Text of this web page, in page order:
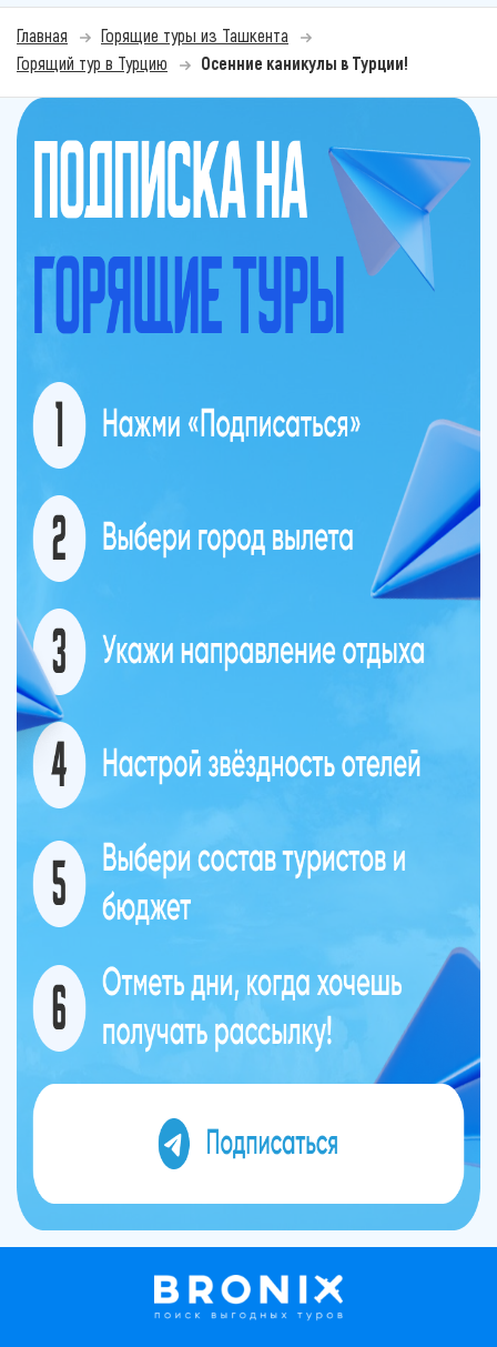
Главная
Горящие туры из Ташкента
Горящий тур в Турцию
Осенние каникулы в Турции!